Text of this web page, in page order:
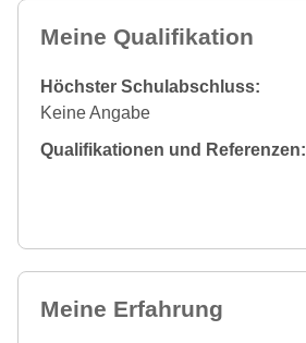
Meine Qualifikation
Höchster Schulabschluss:
Keine Angabe
Qualifikationen und Referenzen:
Meine Erfahrung